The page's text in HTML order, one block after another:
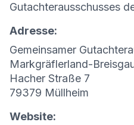
Gutachterausschusses
Adresse:
Gemeinsamer
Markgräflerland-
Hacher Straße 7
79379 Müllheim
Website: